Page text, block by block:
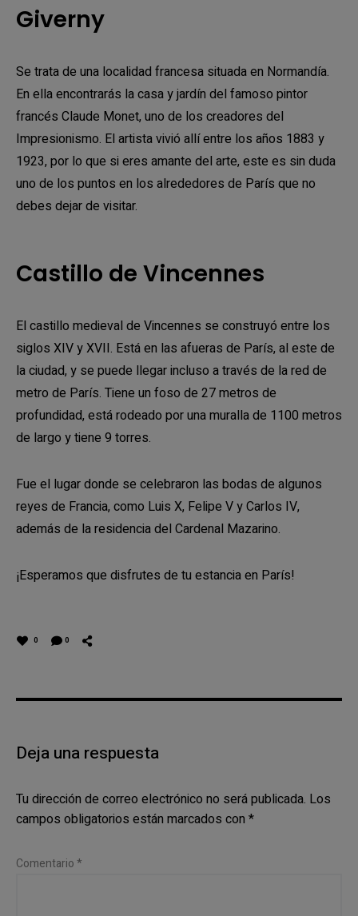
Giverny
Se trata de una localidad francesa situada en Normandía.
En ella encontrarás la casa y jardín del famoso pintor
francés Claude Monet, uno de los creadores del
Impresionismo. El artista vivió allí entre los años 1883 y
1923, por lo que si eres amante del arte, este es sin duda
uno de los puntos en los alrededores de París que no
debes dejar de visitar.
Castillo de Vincennes
El castillo medieval de Vincennes se construyó entre los
siglos XIV y XVII. Está en las afueras de París, al este de
la ciudad, y se puede llegar incluso a través de la red de
metro de París. Tiene un foso de 27 metros de
profundidad, está rodeado por una muralla de 1100 metros
de largo y tiene 9 torres.
Fue el lugar donde se celebraron las bodas de algunos
reyes de Francia, como Luis X, Felipe V y Carlos IV,
además de la residencia del Cardenal Mazarino.
¡Esperamos que disfrutes de tu estancia en París!
0 0
Deja una respuesta
Tu dirección de correo electrónico no será publicada. Los
campos obligatorios están marcados con *
Comentario*